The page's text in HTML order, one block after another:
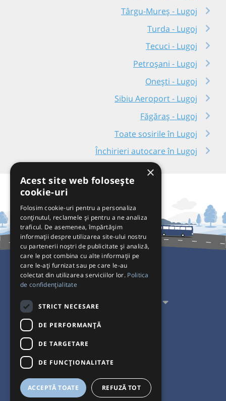
Târgu-Mureș - Lugoj
Turda - Lugoj
Tecuci - Lugoj
Petroșani - Lugoj
Onești - Lugoj
Sibiu Aeroport - Lugoj
Făgăraș - Lugoj
Toate sosirile în Lugoj
Închirieri autocare în Lugoj
Pentru Călători
Pentru Transportatori
Interacționăm
Acceptăm plăți cu
×
Acest site web folosește
cookie-uri
Folosim cookie-uri pentru a personaliza
conținutul, reclamele și pentru a ne analiza
traficul. De asemenea, împărtășim
informații despre utilizarea site-ului nostru
cu partenerii noștri de publicitate și analiză,
care le pot combina cu alte informații pe
care le-ați furnizat sau pe care le-au
colectat din utilizarea serviciilor lor. Politica
de confidențialitate
STRICT NECESARE
DE PERFORMANȚĂ
DE TARGETARE
DE FUNCŢIONALITATE
ACCEPTĂ TOATE REFUZĂ TOT